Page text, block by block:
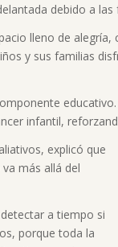
debido a las
lleno de
y sus familias
infantil,
explicó que
más allá del
a tiempo si
porque toda la